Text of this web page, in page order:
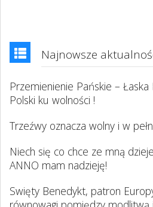
Najnowsze
Przemienienie Pańskie –
Polski ku wolności !
Trzeźwy oznacza wolny i w
Niech się co chce ze mną
ANNO mam nadzieję!
Swięty Benedykt, patron